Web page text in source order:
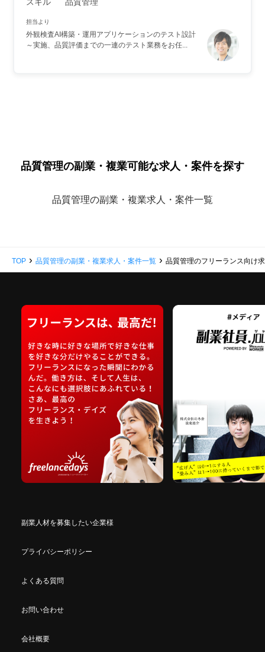
担当より
外観検査AI構築・運用アプリケーションのテスト設計
～実施、品質評価までの一連のテスト業務をお任...
品質管理の副業・複業可能な求人・案件を探す
品質管理の副業・複業求人・案件一覧
TOP › 品質管理の副業・複業求人・案件一覧 › 品質管理のフリーランス向け
副業人材を募集したい企業様
プライバシーポリシー
よくある質問
お問い合わせ
会社概要